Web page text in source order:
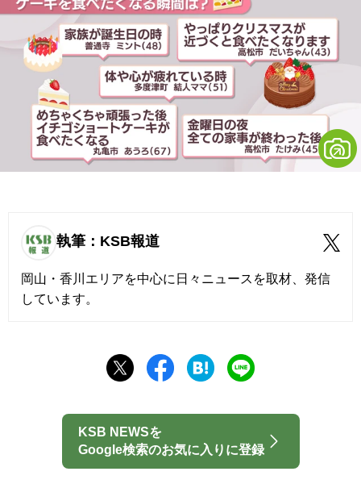
執筆：KSB報道
岡山・香川エリアを中心に日々ニュースを取材、発信
しています。
KSB NEWSを
Google検索のお気に入りに登録